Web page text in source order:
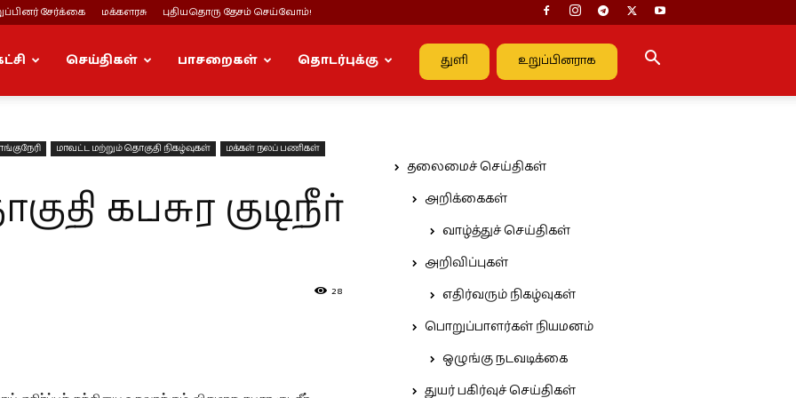
சேர்க்கை மக்களரசு புதியதொரு தேசம் செய்வோம்!
துளி உறுப்பினராக
செய்திகள் பாசறைகள் தொடர்புக்கு
மாவட்ட மற்றும் தொகுதி நிகழ்வுகள்
மக்கள் நலப் பணிகள்
கபசுர குடிநீர்
28
தலைமைச் செய்திகள்
அறிக்கைகள்
வாழ்த்துச் செய்திகள்
அறிவிப்புகள்
எதிர்வரும் நிகழ்வுகள்
பொறுப்பாளர்கள் நியமனம்
ஒழுங்கு நடவடிக்கை
துயர் பகிர்வுச் செய்திகள்